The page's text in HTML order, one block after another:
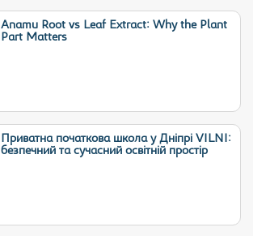
Anamu Root vs Leaf Extract: Why the Plant
Part Matters
Приватна початкова школа у Дніпрі VILNI:
безпечний та сучасний освітній простір